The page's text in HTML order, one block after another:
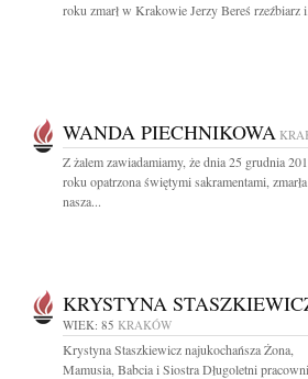
roku zmarł w Krakowie Jerzy Bereś rzeźbiarz
WANDA PIECHNIKOWA
Z żalem zawiadamiamy, że dnia 25 grudnia
roku opatrzona świętymi sakramentami, zmarła
nasza...
KRYSTYNA
WIEK: 85 KRAKÓW
Krystyna Staszkiewicz najukochańsza Żona,
Mamusia, Babcia i Siostra Długoletni